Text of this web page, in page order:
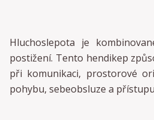
Hluchoslepota je
postižení. Tento hendikep
při komunikaci, prostorové
pohybu, sebeobsluze a